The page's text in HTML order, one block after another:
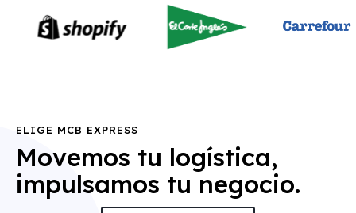
ELIGE MCB EXPRESS
Movemos tu logística,
impulsamos tu negocio.